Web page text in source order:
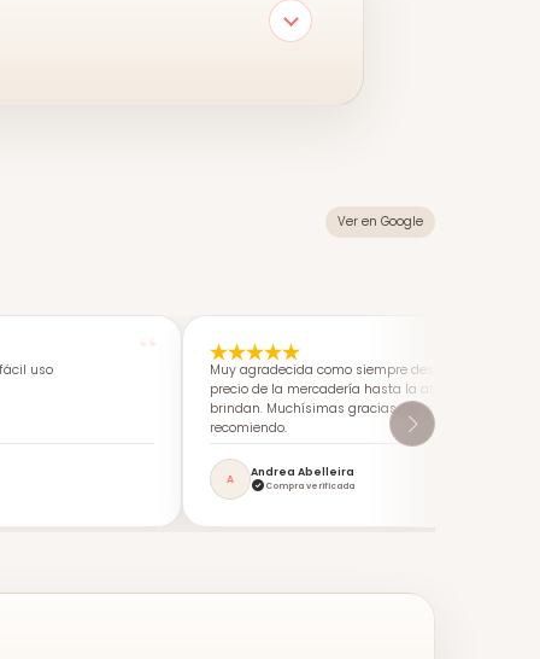
Ver en Google
uso
Muy agradecida como siempre desde calidad-
precio de la mercadería hasta la atención que me
brindan. Muchísimas gracias. Los super
recomiendo.
A Andrea Abelleira
Compra verificada